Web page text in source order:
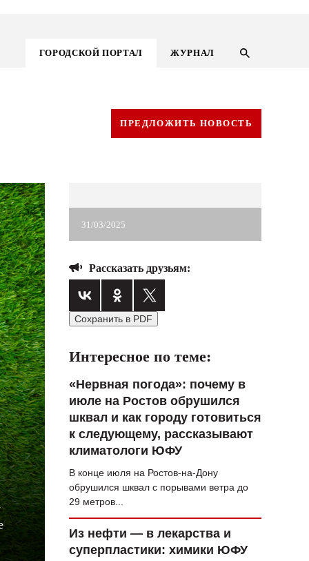
ГОРОДСКОЙ ПОРТАЛ ЖУРНАЛ
ГОРОДСКОЙ ПОРТАЛ
СТИЛЬ ЖИЗНИ
ХАЙП
ЧЕЛОВЕК ОСОБЕННЫЙ
ЖУРНАЛ
ПРЕДЛОЖИТЬ НОВОСТЬ
31/03/2025
Рассказать друзьям:
Сохранить в PDF
Интересное по теме:
«Нервная погода»: почему в
июле на Ростов обрушился
шквал и как городу готовиться
к следующему, рассказывают
климатологи ЮФУ
В конце июля на Ростов-на-Дону
обрушился шквал с порывами ветра до
29 метров...
Из нефти — в лекарства и
суперпластики: химики ЮФУ